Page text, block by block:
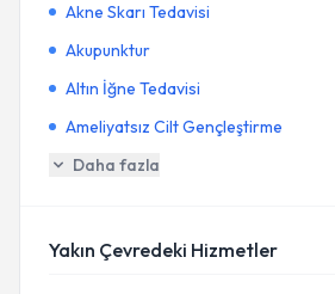
Akne Skarı Tedavisi
Akupunktur
Altın İğne Tedavisi
Ameliyatsız Cilt Gençleştirme
Daha fazla
Yakın Çevredeki Hizmetler